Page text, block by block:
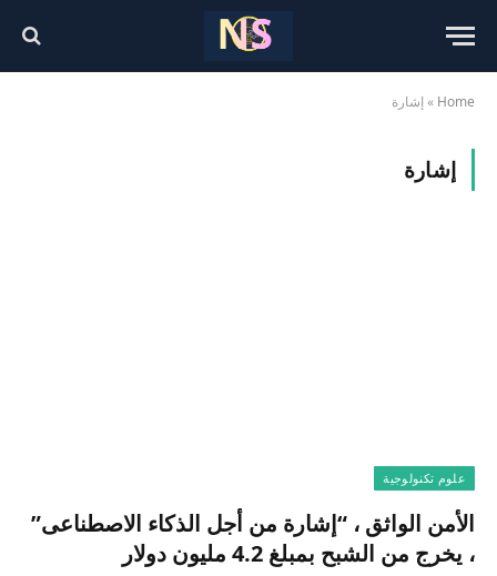
Home
» إشارة
إشارة
علوم تكنولوجية
الأمن الواثق ، “إشارة من أجل الذكاء الاصطناعى”
، يخرج من الشبح بمبلغ 4.2 مليون دولار